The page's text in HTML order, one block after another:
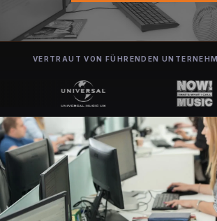
VERTRAUT VON FÜHRENDEN